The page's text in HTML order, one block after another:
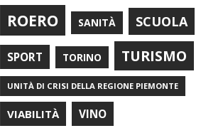
ROERO SANITÀ SCUOLA
SPORT TORINO TURISMO
UNITÀ DI CRISI DELLA REGIONE PIEMONTE
VIABILITÀ VINO